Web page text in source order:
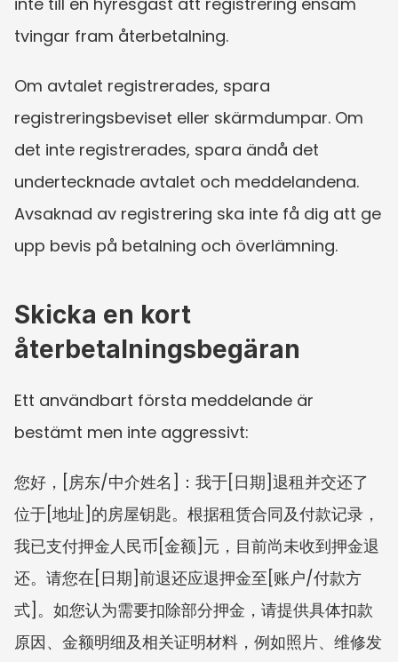
tvingar fram återbetalning.
Om avtalet registrerades, spara
registreringsbeviset eller skärmdumpar. Om
det inte registrerades, spara ändå det
undertecknade avtalet och meddelandena.
Avsaknad av registrering ska inte få dig att ge
upp bevis på betalning och överlämning.
Skicka en kort
återbetalningsbegäran
Ett användbart första meddelande är
bestämt men inte aggressivt:
您好，[房东/中介姓名]：我于[日期]退租并交还了
位于[地址]的房屋钥匙。根据租赁合同及付款记录，
我已支付押金人民币[金额]元，目前尚未收到押金退
还。请您在[日期]前退还应退押金至[账户/付款方
式]。如您认为需要扣除部分押金，请提供具体扣款
原因、金额明细及相关证明材料，例如照片、维修发